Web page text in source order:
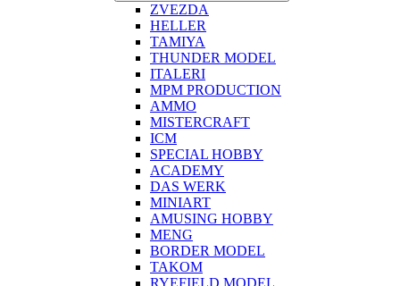
ZVEZDA
HELLER
TAMIYA
THUNDER MODEL
ITALERI
MPM PRODUCTION
AMMO
MISTERCRAFT
ICM
SPECIAL HOBBY
ACADEMY
DAS WERK
MINIART
AMUSING HOBBY
MENG
BORDER MODEL
TAKOM
RYEFIELD MODEL